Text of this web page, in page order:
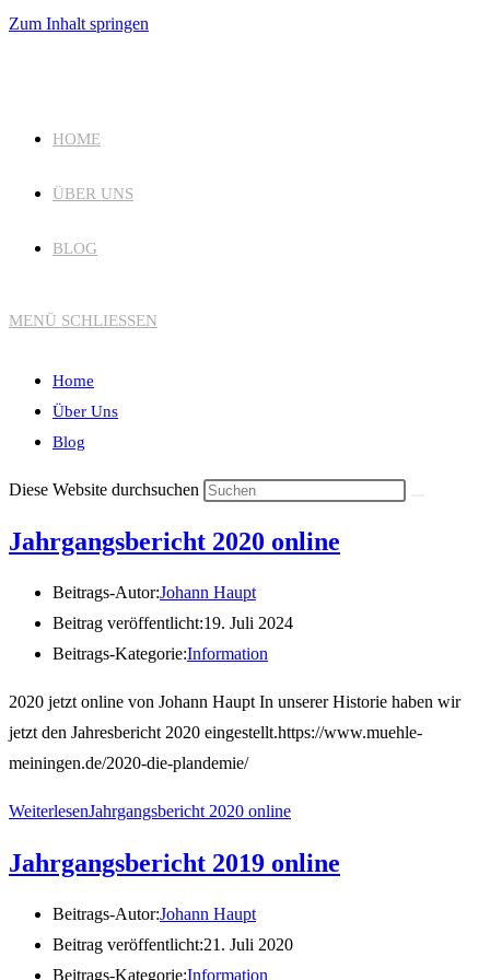
Zum Inhalt springen
HOME
ÜBER UNS
BLOG
MENÜ SCHLIESSEN
Home
Über Uns
Blog
Diese Website durchsuchen
Jahrgangsbericht 2020 online
Beitrags-Autor:Johann Haupt
Beitrag veröffentlicht:19. Juli 2024
Beitrags-Kategorie:Information
2020 jetzt online von Johann Haupt In unserer Historie haben wir
jetzt den Jahresbericht 2020 eingestellt.https://www.muehle-
meiningen.de/2020-die-plandemie/
WeiterlesenJahrgangsbericht 2020 online
Jahrgangsbericht 2019 online
Beitrags-Autor:Johann Haupt
Beitrag veröffentlicht:21. Juli 2020
Beitrags-Kategorie:Information